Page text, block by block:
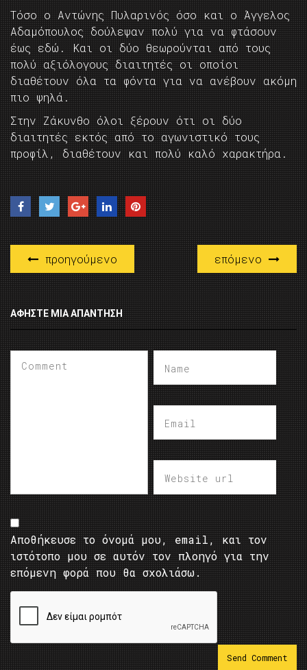
Τόσο ο Αντώνης Πυλαρινός όσο και ο Άγγελος
Αδαμόπουλος δούλεψαν πολύ για να φτάσουν
έως εδώ. Και οι δύο θεωρούνται από τους
πολύ αξιόλογους διαιτητές οι οποίοι
διαθέτουν όλα τα φόντα για να ανέβουν ακόμη
πιο ψηλά.
Στην Ζάκυνθο όλοι ξέρουν ότι οι δύο
διαιτητές εκτός από το αγωνιστικό τους
προφίλ, διαθέτουν και πολύ καλό χαρακτήρα.
προηγούμενο επόμενο
ΑΦΉΣΤΕ ΜΙΑ ΑΠΆΝΤΗΣΗ
Αποθήκευσε το όνομά μου, email, και τον
ιστότοπο μου σε αυτόν τον πλοηγό για την
επόμενη φορά που θα σχολιάσω.